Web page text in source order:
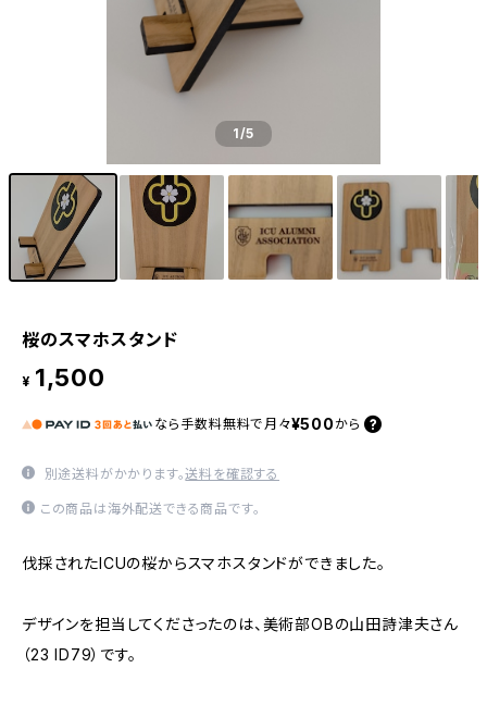
1/5
桜のスマホスタンド
¥ 1,500
なら 手数料無料で 月々¥500 から
別途送料がかかります。送料を確認する
この商品は海外配送できる商品です。
伐採されたICUの桜からスマホスタンドができました。
デザインを担当してくださったのは、美術部OBの山田詩津夫さん
（23 ID79）です。